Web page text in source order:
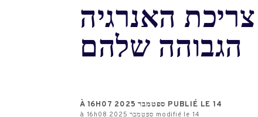
האנרגיה
הגבוהה שלהם
PUBLIÉ LE 14 ספטמבר 2025 À 16H07
modifié le 14 ספטמבר 2025 à 16h08